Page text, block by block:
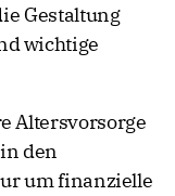
Gestaltung
wichtige
Altersvorsorge
den
um finanzielle